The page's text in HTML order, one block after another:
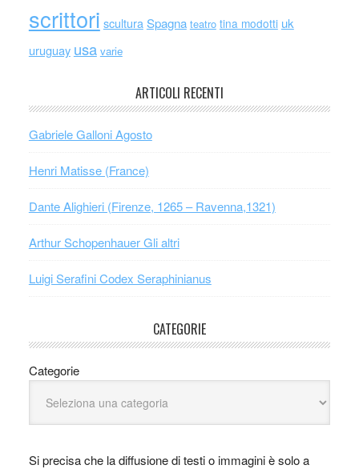
scrittori scultura Spagna teatro tina modotti uk
uruguay usa varie
ARTICOLI RECENTI
Gabriele Galloni Agosto
Henri Matisse (France)
Dante Alighieri (Firenze, 1265 – Ravenna,1321)
Arthur Schopenhauer Gli altri
Luigi Serafini Codex Seraphinianus
CATEGORIE
Categorie
Si precisa che la diffusione di testi o immagini è solo a